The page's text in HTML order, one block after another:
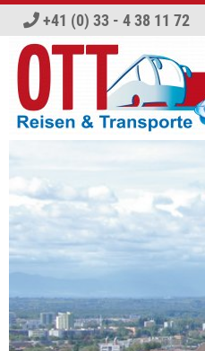
+41 (0) 33 - 4 38 11 72